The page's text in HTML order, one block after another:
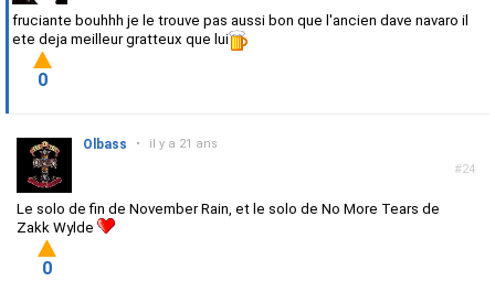
fruciante bouhhh je le trouve pas aussi bon que l'ancien dave navaro il
ete deja meilleur gratteux que lui
0
#24
Olbass • il y a 21 ans
Le solo de fin de November Rain, et le solo de No More Tears de
Zakk Wylde
0